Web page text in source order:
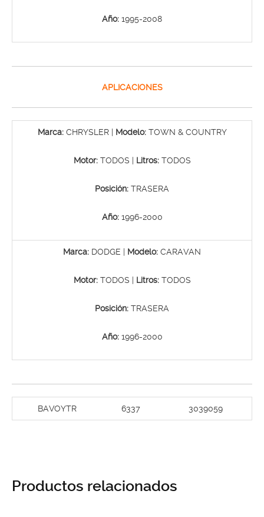
Año: 1995-2008
APLICACIONES
Marca:CHRYSLER | Modelo: TOWN & COUNTRY
Motor:TODOS | Litros:TODOS
Posición: TRASERA
Año:1996-2000
Marca: DODGE | Modelo: CARAVAN
Motor:TODOS | Litros:TODOS
Posición: TRASERA
Año:1996-2000
BAVOYTR 6337 3039059
Productos relacionados